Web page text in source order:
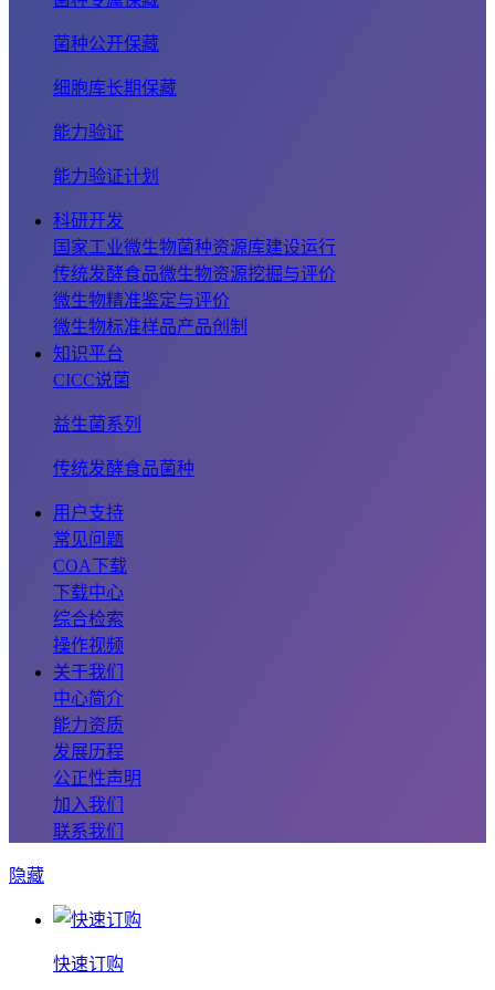
菌种公开保藏
细胞库长期保藏
能力验证
能力验证计划
科研开发
国家工业微生物菌种资源库建设运行
传统发酵食品微生物资源挖掘与评价
微生物精准鉴定与评价
微生物标准样品产品创制
知识平台
CICC说菌
益生菌系列
传统发酵食品菌种
用户支持
常见问题
COA下载
下载中心
综合检索
操作视频
关于我们
中心简介
能力资质
发展历程
公正性声明
加入我们
联系我们
隐藏
快速订购